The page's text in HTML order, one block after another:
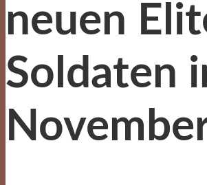
neuen
Soldaten